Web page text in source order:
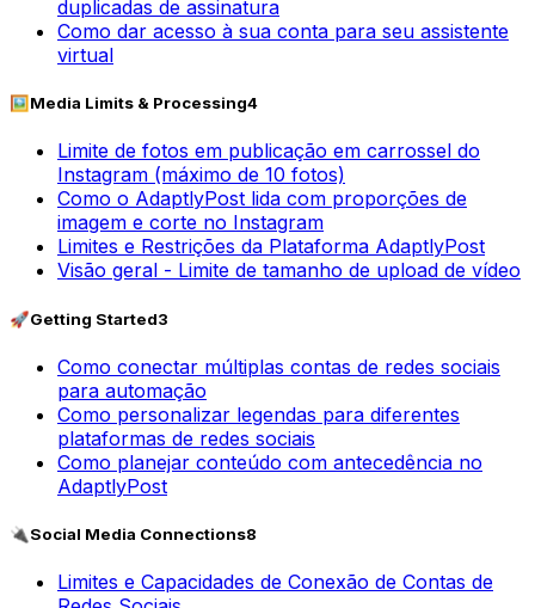
duplicadas de assinatura
Como dar acesso à sua conta para seu assistente
virtual
🖼️ Media Limits & Processing4
Limite de fotos em publicação em carrossel do
Instagram (máximo de 10 fotos)
Como o AdaptlyPost lida com proporções de
imagem e corte no Instagram
Limites e Restrições da Plataforma AdaptlyPost
Visão geral - Limite de tamanho de upload de vídeo
🚀Getting Started3
Como conectar múltiplas contas de redes sociais
para automação
Como personalizar legendas para diferentes
plataformas de redes sociais
Como planejar conteúdo com antecedência no
AdaptlyPost
🔌Social Media Connections8
Limites e Capacidades de Conexão de Contas de